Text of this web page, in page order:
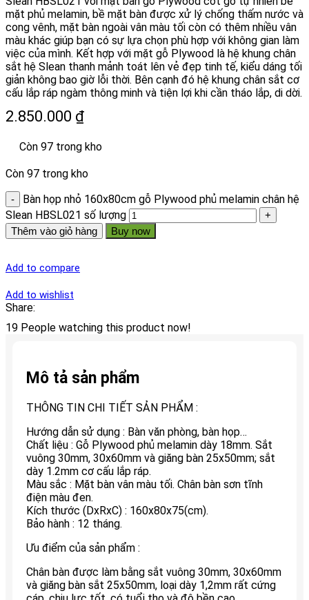
mặt phủ melamin, bề mặt bàn được xử lý chống thấm nước và
cong vênh, mặt bàn ngoài vân màu tối còn có thêm nhiều vân
màu khác giúp bạn có sự lựa chọn phù hợp với không gian làm
việc của mình. Kết hợp với mặt gỗ Plywood là hệ khung chân
sắt hệ Slean thanh mảnh toát lên vẻ đẹp tinh tế, kiểu dáng tối
giản không bao giờ lỗi thời. Bên cạnh đó hệ khung chân sắt cơ
cấu lắp ráp ngàm thông minh và tiện lợi khi cần tháo lắp, di dời.
2.850.000 ₫
Còn 97 trong kho
Còn 97 trong kho
Bàn họp nhỏ 160x80cm gỗ Plywood phủ melamin chân hệ
Slean HBSL021 số lượng
Thêm vào giỏ hàng Buy now
Add to compare
Add to wishlist
Share:
19 People watching this product now!
Mô tả sản phẩm
THÔNG TIN CHI TIẾT SẢN PHẨM :
Hướng dẫn sử dụng : Bàn văn phòng, bàn họp…
Chất liệu : Gỗ Plywood phủ melamin dày 18mm. Sắt
vuông 30mm, 30x60mm và giăng bàn 25x50mm; sắt
dày 1.2mm cơ cấu lắp ráp.
Màu sắc : Mặt bàn vân màu tối. Chân bàn sơn tĩnh
điện màu đen.
Kích thước (DxRxC) : 160x80x75(cm).
Bảo hành : 12 tháng.
Ưu điểm của sản phẩm :
Chân bàn được làm bằng sắt vuông 30mm, 30x60mm
và giăng bàn sắt 25x50mm, loại dày 1,2mm rất cứng